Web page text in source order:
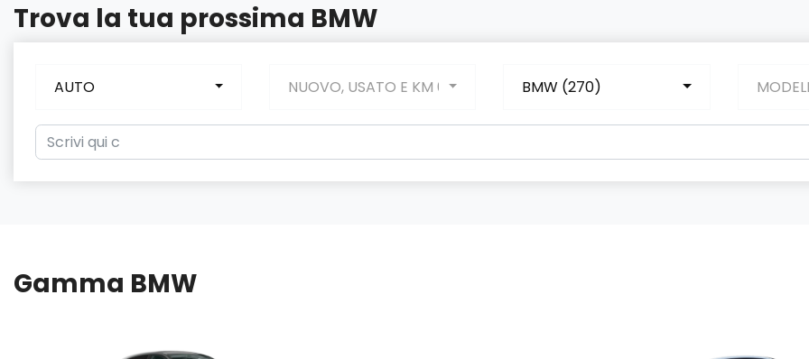
Trova la tua prossima BMW
AUTO NUOVO, USATO E KM 0 BMW (270)
Gamma BMW